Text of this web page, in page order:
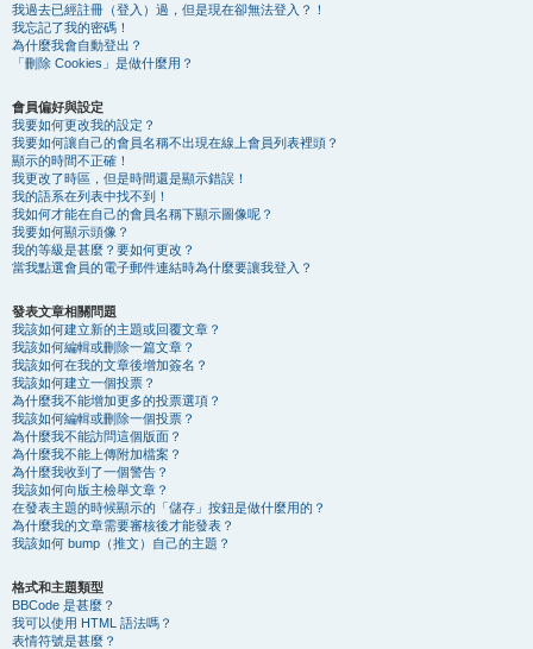
我過去已經註冊（登入）過，但是現在卻無法登入？！
我忘記了我的密碼！
為什麼我會自動登出？
「刪除 Cookies」是做什麼用？
會員偏好與設定
我要如何更改我的設定？
我要如何讓自己的會員名稱不出現在線上會員列表裡頭？
顯示的時間不正確！
我更改了時區，但是時間還是顯示錯誤！
我的語系在列表中找不到！
我如何才能在自己的會員名稱下顯示圖像呢？
我要如何顯示頭像？
我的等級是甚麼？要如何更改？
當我點選會員的電子郵件連結時為什麼要讓我登入？
發表文章相關問題
我該如何建立新的主題或回覆文章？
我該如何編輯或刪除一篇文章？
我該如何在我的文章後增加簽名？
我該如何建立一個投票？
為什麼我不能增加更多的投票選項？
我該如何編輯或刪除一個投票？
為什麼我不能訪問這個版面？
為什麼我不能上傳附加檔案？
為什麼我收到了一個警告？
我該如何向版主檢舉文章？
在發表主題的時候顯示的「儲存」按鈕是做什麼用的？
為什麼我的文章需要審核後才能發表？
我該如何 bump（推文）自己的主題？
格式和主題類型
BBCode 是甚麼？
我可以使用 HTML 語法嗎？
表情符號是甚麼？